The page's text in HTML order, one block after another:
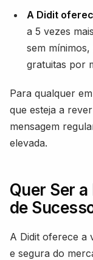
A Didit
a 5 vezes
sem
gratuitas por
Para qualquer
que esteja a
mensagem
elevada.
Quer Ser
de
A Didit oferece a
e segura do